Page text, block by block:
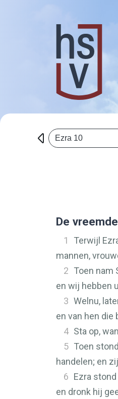
Ezra 10
De
1 Terwijl
mannen,
2 Toen nam
en wij hebben
3 Welnu,
en van hen die
4 Sta op,
5 Toen
handelen; en
6 Ezra
en dronk hij